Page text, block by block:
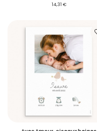
14,31 €